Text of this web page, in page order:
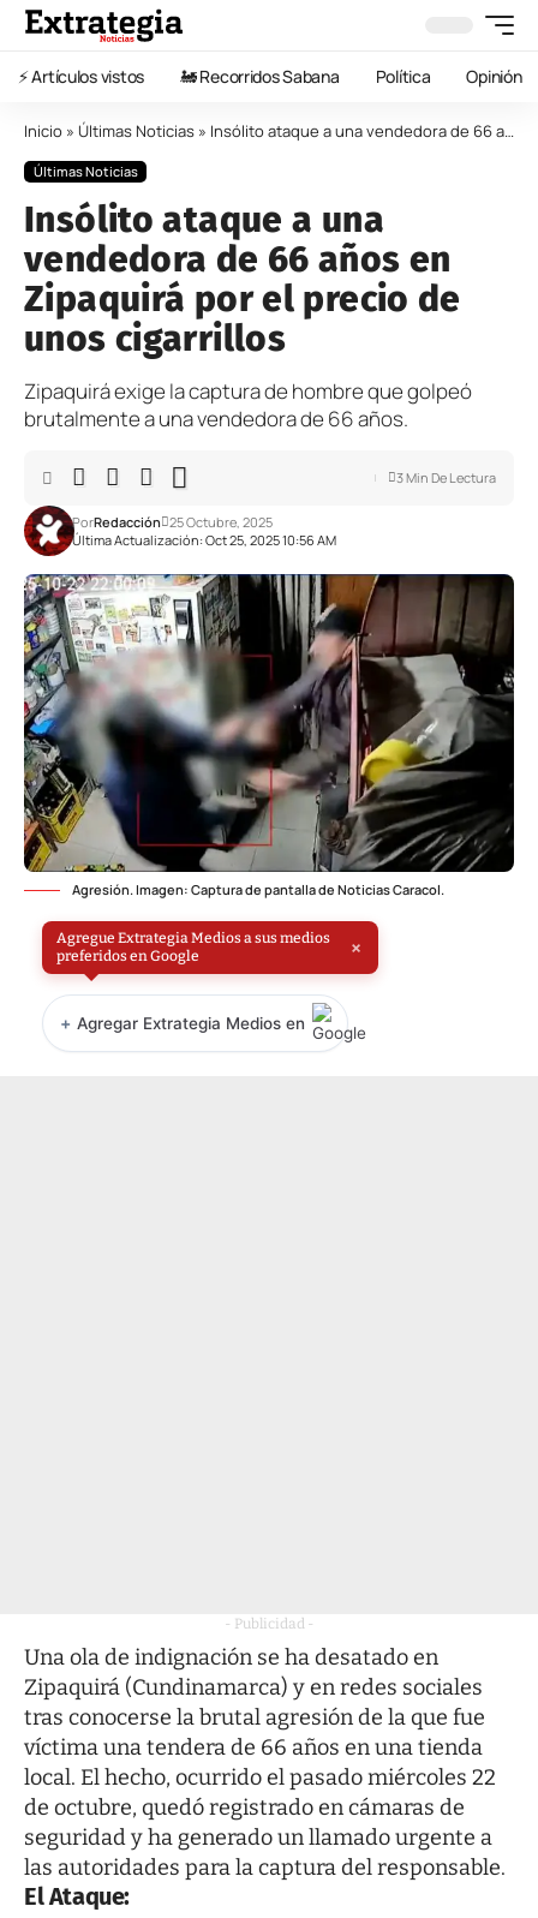
⚡️ Artículos vistos 🚂 Recorridos Sabana Política Opinión
Inicio » Últimas Noticias » Insólito ataque a una vendedora de 66 años en Zipaquirá por el precio de unos cigarrillos
Últimas Noticias
Insólito ataque a una
vendedora de 66 años en
Zipaquirá por el precio de
unos cigarrillos
Zipaquirá exige la captura de hombre que golpeó
brutalmente a una vendedora de 66 años.
Última Actualización: Oct 25, 2025 10:56 AM
PorRedacción 25 Octubre, 2025
3 Min De Lectura
Agresión. Imagen: Captura de pantalla de Noticias Caracol.
Agregue Extrategia Medios a sus medios
preferidos en Google
×
+ Agregar Extrategia Medios en
- Publicidad -
Una ola de indignación se ha desatado en
Zipaquirá (Cundinamarca) y en redes sociales
tras conocerse la brutal agresión de la que fue
víctima una tendera de 66 años en una tienda
local. El hecho, ocurrido el pasado miércoles 22
de octubre, quedó registrado en cámaras de
seguridad y ha generado un llamado urgente a
las autoridades para la captura del responsable.
El Ataque: